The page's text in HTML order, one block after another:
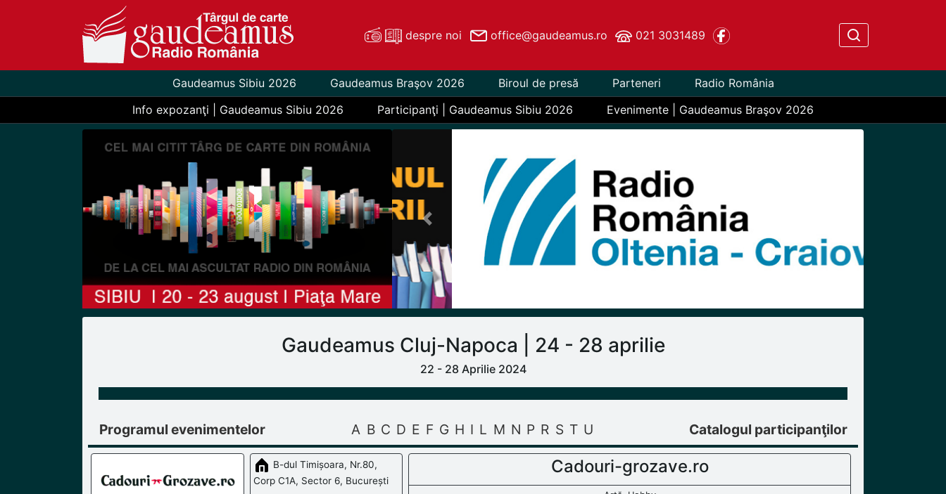
despre noi office@gaudeamus.ro 021 3031489
Gaudeamus Sibiu 2026 Gaudeamus Braşov 2026 Biroul de presă Parteneri
Radio România
Info expozanţi | Gaudeamus Sibiu 2026
Participanţi | Gaudeamus Sibiu 2026 Evenimente | Gaudeamus Braşov 2026
Previous
Gaudeamus Cluj-Napoca | 24 - 28 aprilie
22 - 28 Aprilie 2024
Programul evenimentelor A B C D E F G H I L M N P R S T U Catalogul participanţilor
B-dul Timișoara, Nr.80,
Corp C1A, Sector 6, București
Cadouri-grozave.ro